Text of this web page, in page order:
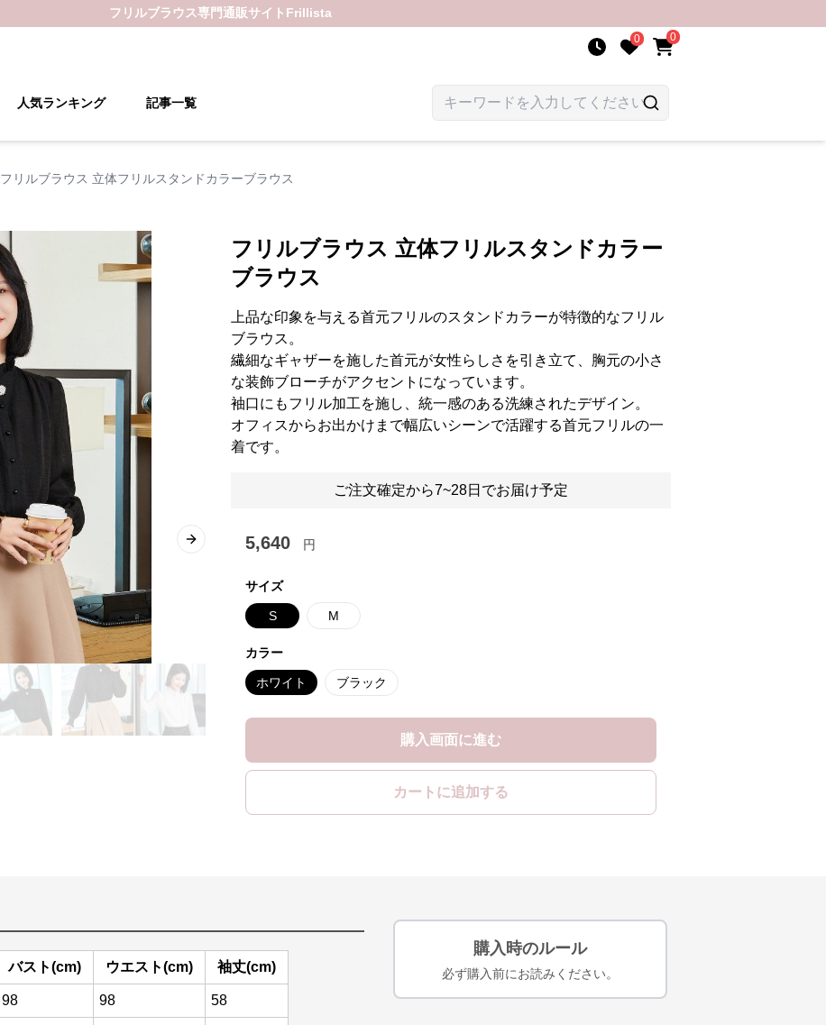
フリルブラウス専門通販サイト Frillista
0 0
人気ランキング 記事一覧
フリルブラウス 立体フリルスタンドカラーブラウス
Next slide
フリルブラウス 立体フリルスタンドカラー
ブラウス
上品な印象を与える首元フリルのスタンドカラーが特徴的なフリル
ブラウス。
繊細なギャザーを施した首元が女性らしさを引き立て、胸元の小さ
な装飾ブローチがアクセントになっています。
袖口にもフリル加工を施し、統一感のある洗練されたデザイン。
オフィスからお出かけまで幅広いシーンで活躍する首元フリルの一
着です。
ご注文確定から7~28日でお届け予定
5,640 円
サイズ
S M
カラー
ホワイト ブラック
購入画面に進む
カートに追加する
バスト(cm) ウエスト(cm) 袖丈(cm)
98 98 58
購入時のルール
必ず購入前にお読みください。